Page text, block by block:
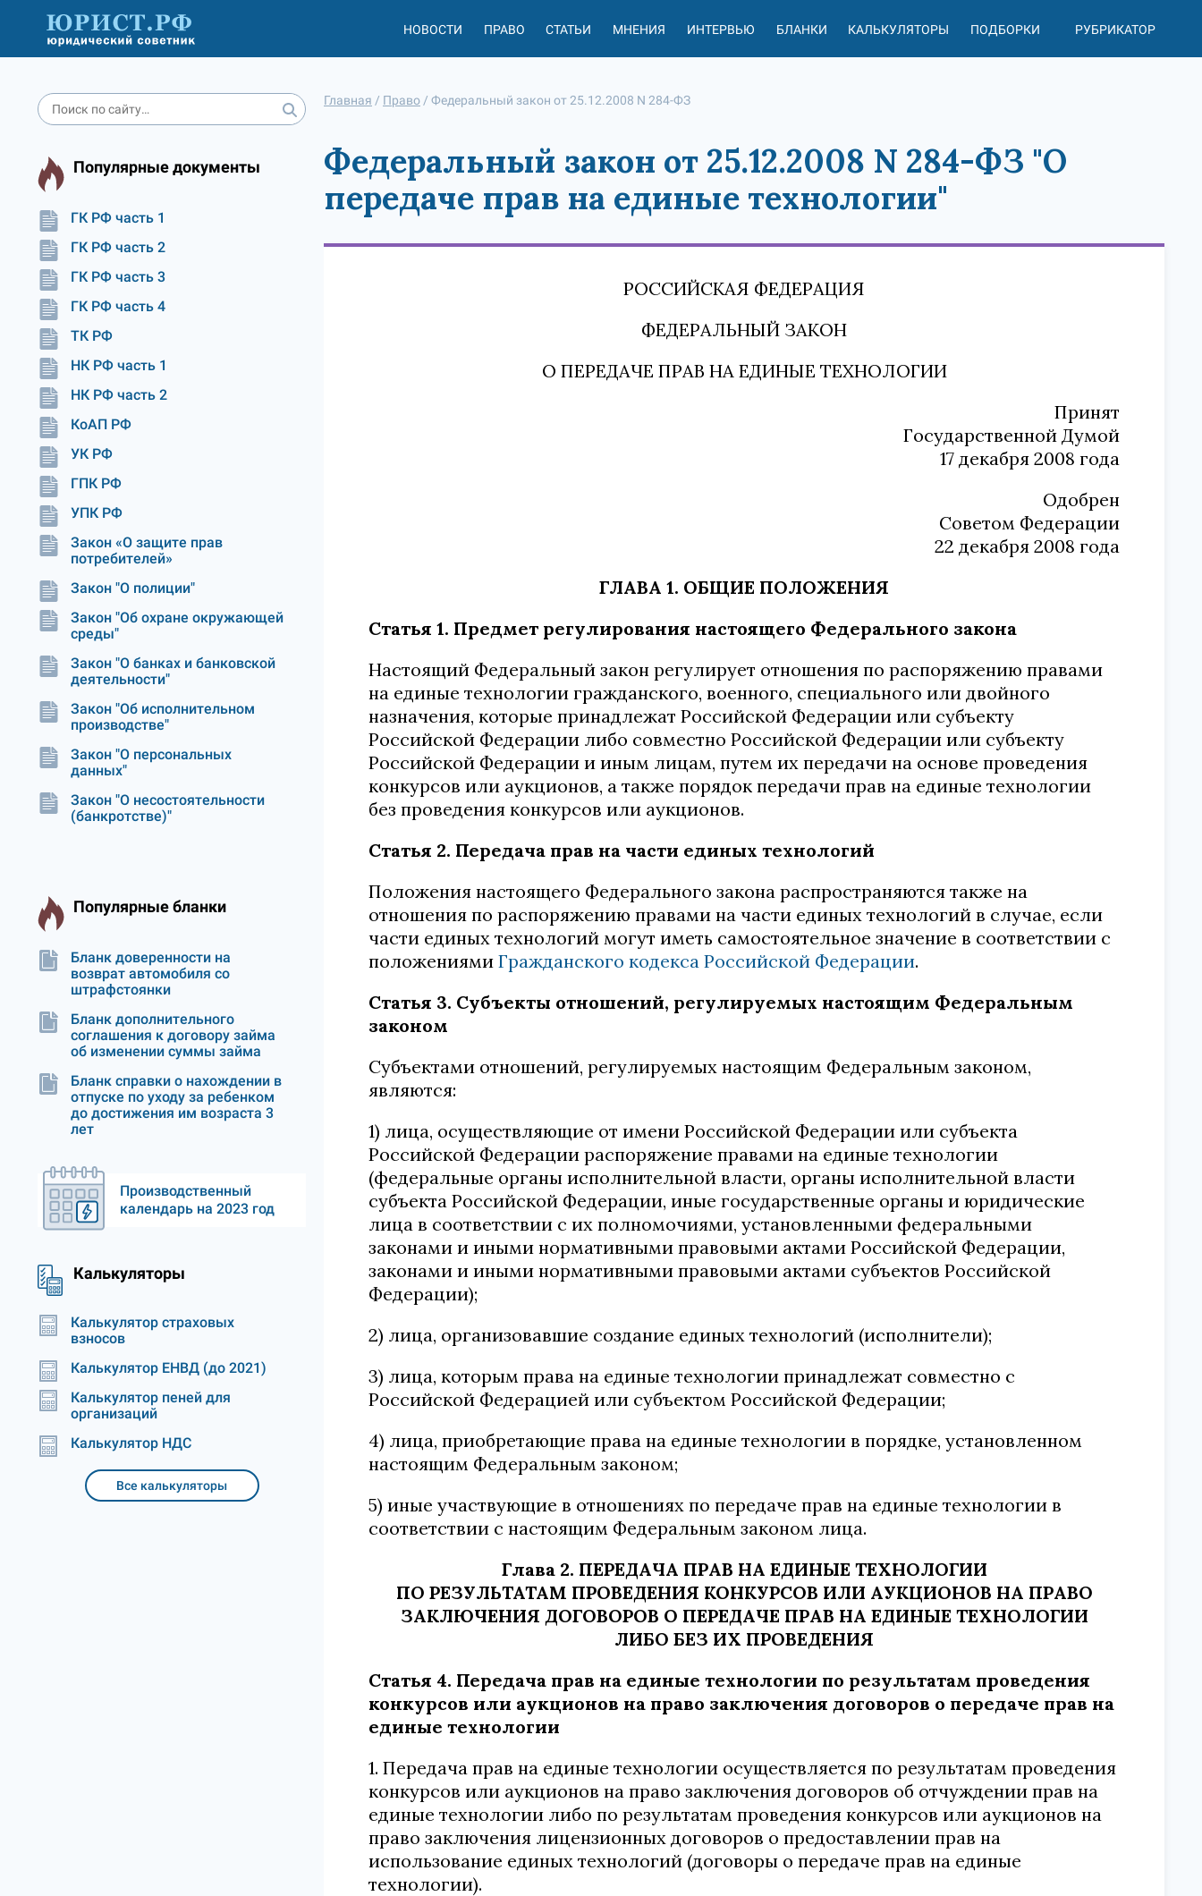
НОВОСТИ ПРАВО СТАТЬИ МНЕНИЯ ИНТЕРВЬЮ БЛАНКИ КАЛЬКУЛЯТОРЫ ПОДБОРКИ РУБРИКАТОР
Популярные документы
ГК РФ часть 1
ГК РФ часть 2
ГК РФ часть 3
ГК РФ часть 4
ТК РФ
НК РФ часть 1
НК РФ часть 2
КоАП РФ
УК РФ
ГПК РФ
УПК РФ
Закон «О защите прав
потребителей»
Закон "О полиции"
Закон "Об охране окружающей
среды"
Закон "О банках и банковской
деятельности"
Закон "Об исполнительном
производстве"
Закон "О персональных
данных"
Закон "О несостоятельности
(банкротстве)"
Популярные бланки
Бланк доверенности на
возврат автомобиля со
штрафстоянки
Бланк дополнительного
соглашения к договору займа
об изменении суммы займа
Бланк справки о нахождении в
отпуске по уходу за ребенком
до достижения им возраста 3
лет
Производственный
календарь на 2023 год
Калькуляторы
Калькулятор страховых
взносов
Калькулятор ЕНВД (до 2021)
Калькулятор пеней для
организаций
Калькулятор НДС
Все калькуляторы
Главная / Право / Федеральный закон от 25.12.2008 N 284-ФЗ
Федеральный закон от 25.12.2008 N 284-ФЗ "О
передаче прав на единые технологии"
РОССИЙСКАЯ ФЕДЕРАЦИЯ
ФЕДЕРАЛЬНЫЙ ЗАКОН
О ПЕРЕДАЧЕ ПРАВ НА ЕДИНЫЕ ТЕХНОЛОГИИ
Принят
Государственной Думой
17 декабря 2008 года
Одобрен
Советом Федерации
22 декабря 2008 года
ГЛАВА 1. ОБЩИЕ ПОЛОЖЕНИЯ
Статья 1. Предмет регулирования настоящего Федерального закона
Настоящий Федеральный закон регулирует отношения по распоряжению правами
на единые технологии гражданского, военного, специального или двойного
назначения, которые принадлежат Российской Федерации или субъекту
Российской Федерации либо совместно Российской Федерации или субъекту
Российской Федерации и иным лицам, путем их передачи на основе проведения
конкурсов или аукционов, а также порядок передачи прав на единые технологии
без проведения конкурсов или аукционов.
Статья 2. Передача прав на части единых технологий
Положения настоящего Федерального закона распространяются также на
отношения по распоряжению правами на части единых технологий в случае, если
части единых технологий могут иметь самостоятельное значение в соответствии с
положениями Гражданского кодекса Российской Федерации.
Статья 3. Субъекты отношений, регулируемых настоящим Федеральным
законом
Субъектами отношений, регулируемых настоящим Федеральным законом,
являются:
1) лица, осуществляющие от имени Российской Федерации или субъекта
Российской Федерации распоряжение правами на единые технологии
(федеральные органы исполнительной власти, органы исполнительной власти
субъекта Российской Федерации, иные государственные органы и юридические
лица в соответствии с их полномочиями, установленными федеральными
законами и иными нормативными правовыми актами Российской Федерации,
законами и иными нормативными правовыми актами субъектов Российской
Федерации);
2) лица, организовавшие создание единых технологий (исполнители);
3) лица, которым права на единые технологии принадлежат совместно с
Российской Федерацией или субъектом Российской Федерации;
4) лица, приобретающие права на единые технологии в порядке, установленном
настоящим Федеральным законом;
5) иные участвующие в отношениях по передаче прав на единые технологии в
соответствии с настоящим Федеральным законом лица.
Глава 2. ПЕРЕДАЧА ПРАВ НА ЕДИНЫЕ ТЕХНОЛОГИИ
ПО РЕЗУЛЬТАТАМ ПРОВЕДЕНИЯ КОНКУРСОВ ИЛИ АУКЦИОНОВ НА ПРАВО
ЗАКЛЮЧЕНИЯ ДОГОВОРОВ О ПЕРЕДАЧЕ ПРАВ НА ЕДИНЫЕ ТЕХНОЛОГИИ
ЛИБО БЕЗ ИХ ПРОВЕДЕНИЯ
Статья 4. Передача прав на единые технологии по результатам проведения
конкурсов или аукционов на право заключения договоров о передаче прав на
единые технологии
1. Передача прав на единые технологии осуществляется по результатам проведения
конкурсов или аукционов на право заключения договоров об отчуждении прав на
единые технологии либо по результатам проведения конкурсов или аукционов на
право заключения лицензионных договоров о предоставлении прав на
использование единых технологий (договоры о передаче прав на единые
технологии).